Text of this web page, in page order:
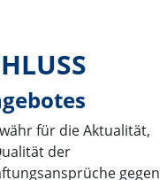
für die Aktualität,
der
gegen